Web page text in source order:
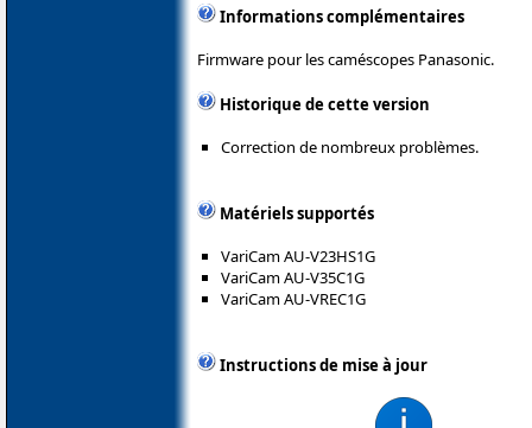
Informations complémentaires
Firmware pour les caméscopes Panasonic.
Historique de cette version
Correction de nombreux problèmes.
Matériels supportés
VariCam AU-V23HS1G
VariCam AU-V35C1G
VariCam AU-VREC1G
Instructions de mise à jour